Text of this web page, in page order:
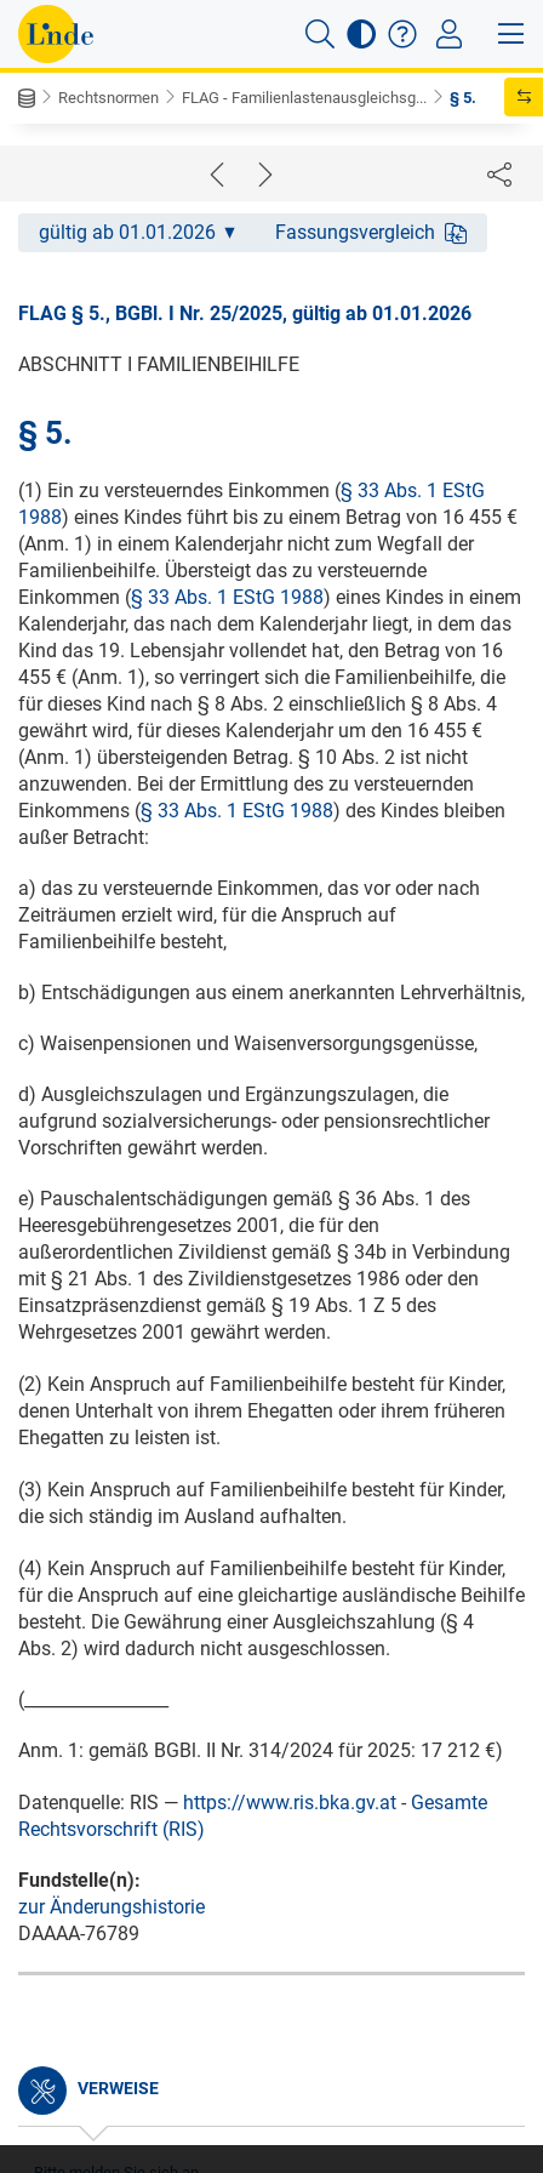
Rechtsnormen FLAG - Familienlastenausgleichsg... § 5.
gültig ab 01.01.2026 Fassungsvergleich
FLAG § 5., BGBl. I Nr. 25/2025, gültig ab 01.01.2026
ABSCHNITT I FAMILIENBEIHILFE
§ 5.
(1) Ein zu versteuerndes Einkommen (§ 33 Abs. 1 EStG
1988) eines Kindes führt bis zu einem Betrag von 16 455 €
(Anm. 1) in einem Kalenderjahr nicht zum Wegfall der
Familienbeihilfe. Übersteigt das zu versteuernde
Einkommen (§ 33 Abs. 1 EStG 1988) eines Kindes in einem
Kalenderjahr, das nach dem Kalenderjahr liegt, in dem das
Kind das 19. Lebensjahr vollendet hat, den Betrag von 16
455 € (Anm. 1), so verringert sich die Familienbeihilfe, die
für dieses Kind nach § 8 Abs. 2 einschließlich § 8 Abs. 4
gewährt wird, für dieses Kalenderjahr um den 16 455 €
(Anm. 1) übersteigenden Betrag. § 10 Abs. 2 ist nicht
anzuwenden. Bei der Ermittlung des zu versteuernden
Einkommens (§ 33 Abs. 1 EStG 1988) des Kindes bleiben
außer Betracht:
a) das zu versteuernde Einkommen, das vor oder nach
Zeiträumen erzielt wird, für die Anspruch auf
Familienbeihilfe besteht,
b) Entschädigungen aus einem anerkannten Lehrverhältnis,
c) Waisenpensionen und Waisenversorgungsgenüsse,
d) Ausgleichszulagen und Ergänzungszulagen, die
aufgrund sozialversicherungs- oder pensionsrechtlicher
Vorschriften gewährt werden.
e) Pauschalentschädigungen gemäß § 36 Abs. 1 des
Heeresgebührengesetzes 2001, die für den
außerordentlichen Zivildienst gemäß § 34b in Verbindung
mit § 21 Abs. 1 des Zivildienstgesetzes 1986 oder den
Einsatzpräsenzdienst gemäß § 19 Abs. 1 Z 5 des
Wehrgesetzes 2001 gewährt werden.
(2) Kein Anspruch auf Familienbeihilfe besteht für Kinder,
denen Unterhalt von ihrem Ehegatten oder ihrem früheren
Ehegatten zu leisten ist.
(3) Kein Anspruch auf Familienbeihilfe besteht für Kinder,
die sich ständig im Ausland aufhalten.
(4) Kein Anspruch auf Familienbeihilfe besteht für Kinder,
für die Anspruch auf eine gleichartige ausländische Beihilfe
besteht. Die Gewährung einer Ausgleichszahlung (§ 4
Abs. 2) wird dadurch nicht ausgeschlossen.
(_________________
Anm. 1: gemäß BGBl. II Nr. 314/2024 für 2025: 17 212 €)
Datenquelle: RIS — https://www.ris.bka.gv.at - Gesamte
Rechtsvorschrift (RIS)
Fundstelle(n):
zur Änderungshistorie
DAAAA-76789
VERWEISE